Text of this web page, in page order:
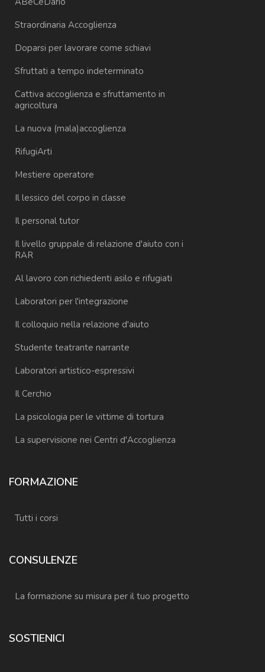
Straordinaria Accoglienza
Doparsi per lavorare come schiavi
Sfruttati a tempo indeterminato
Cattiva accoglienza e sfruttamento in
agricoltura
La nuova (mala)accoglienza
RifugiArti
Mestiere operatore
Il lessico del corpo in classe
Il personal tutor
Il livello gruppale di relazione d'aiuto con i
RAR
Al lavoro con richiedenti asilo e rifugiati
Laboratori per l'integrazione
Il colloquio nella relazione d'aiuto
Studente teatrante narrante
Laboratori artistico-espressivi
Il Cerchio
La psicologia per le vittime di tortura
La supervisione nei Centri d'Accoglienza
FORMAZIONE
Tutti i corsi
CONSULENZE
La formazione su misura per il tuo progetto
SOSTIENICI